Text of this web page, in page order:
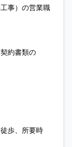
事）の営業職
約書類の
歩、所要時